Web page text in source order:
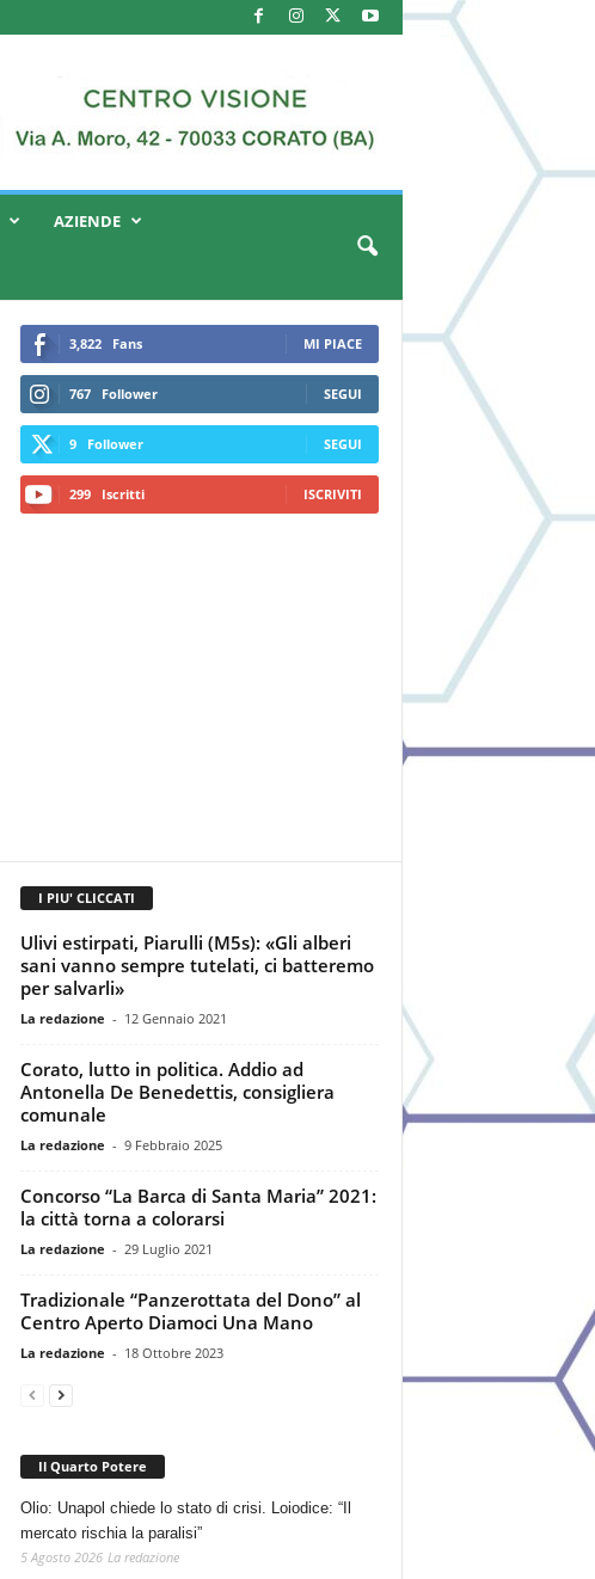
AZIENDE
3,822 Fans MI PIACE
767 Follower SEGUI
9 Follower SEGUI
299 Iscritti ISCRIVITI
I PIU' CLICCATI
Ulivi estirpati, Piarulli (M5s): «Gli alberi
sani vanno sempre tutelati, ci batteremo
per salvarli»
La redazione - 12 Gennaio 2021
Corato, lutto in politica. Addio ad
Antonella De Benedettis, consigliera
comunale
La redazione - 9 Febbraio 2025
Concorso “La Barca di Santa Maria” 2021:
la città torna a colorarsi
La redazione - 29 Luglio 2021
Tradizionale “Panzerottata del Dono” al
Centro Aperto Diamoci Una Mano
La redazione - 18 Ottobre 2023
Il Quarto Potere
Olio: Unapol chiede lo stato di crisi. Loiodice: “Il
mercato rischia la paralisi”
5 Agosto 2026 La redazione